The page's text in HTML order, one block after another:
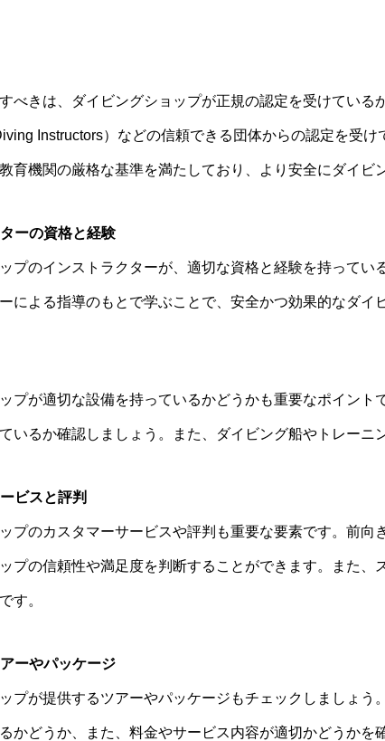
べきは、ダイビングショップが正規の認定を受けている
Instructors）などの信頼できる団体からの認定を受
育機関の厳格な基準を満たしており、より安全にダイビ
ーの資格と経験
プのインストラクターが、適切な資格と経験を持ってい
による指導のもとで学ぶことで、安全かつ効果的なダイ
プが適切な設備を持っているかどうかも重要なポイン
いるか確認しましょう。また、ダイビング船やトレーニ
ビスと評判
プのカスタマーサービスや評判も重要な要素です。前向
プの信頼性や満足度を判断することができます。また、
す。
ーやパッケージ
プが提供するツアーやパッケージもチェックしましょう
かどうか、また、料金やサービス内容が適切かどうかを